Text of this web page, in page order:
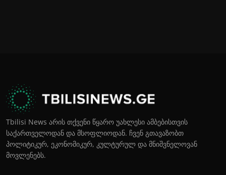
Tbilisi News არის თქვენი წყარო უახლესი ამბებისთვის
საქართველოდან და მსოფლიოდან. ჩვენ გთავაზობთ
პოლიტიკურ, ეკონომიკურ, კულტურულ და მნიშვნელოვან
მოვლენებს.